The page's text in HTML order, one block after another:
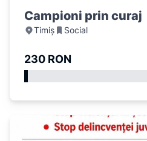
Campioni prin curaj
Timiș Social
230 RON